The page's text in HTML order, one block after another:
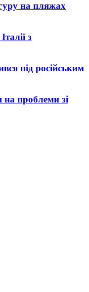
на пляжах
з
під російським
проблеми зі